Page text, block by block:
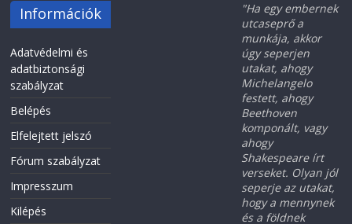
Információk
Adatvédelmi és
adatbiztonsági
szabályzat
Belépés
Elfelejtett jelszó
Fórum szabályzat
Impresszum
Kilépés
"Ha egy embernek
utcaseprő a
munkája, akkor
úgy seperjen
utakat, ahogy
Michelangelo
festett, ahogy
Beethoven
komponált, vagy
ahogy
Shakespeare írt
verseket. Olyan jól
seperje az utakat,
hogy a mennynek
és a földnek